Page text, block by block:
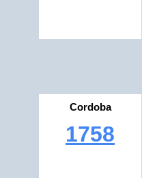
Cordoba
1758